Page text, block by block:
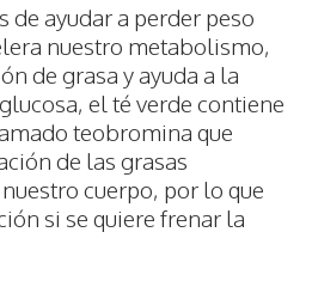
de ayudar a perder peso
nuestro metabolismo,
de grasa y ayuda a la
el té verde contiene
teobromina que
de las grasas
cuerpo, por lo que
si se quiere frenar la